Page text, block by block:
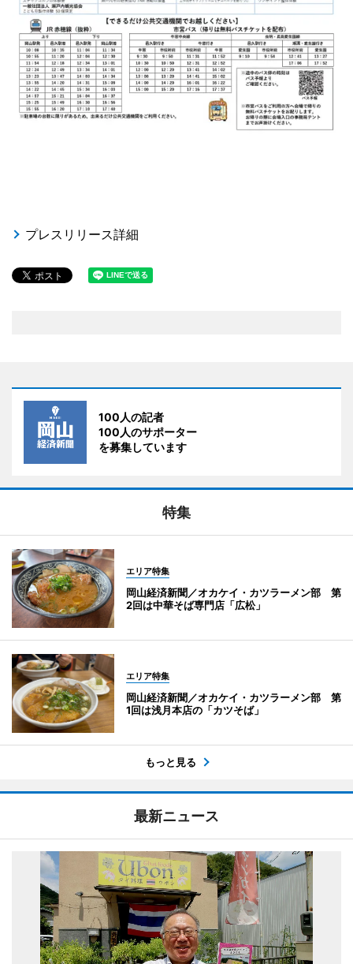
プレスリリース詳細
100人の記者
100人のサポーター
を募集しています
特集
エリア特集
岡山経済新聞／オカケイ・カツラーメン部 第
2回は中華そば専門店「広松」
エリア特集
岡山経済新聞／オカケイ・カツラーメン部 第
1回は浅月本店の「カツそば」
もっと見る
最新ニュース